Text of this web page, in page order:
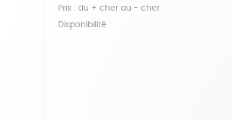
Prix : du + cher au - cher
Disponibilité